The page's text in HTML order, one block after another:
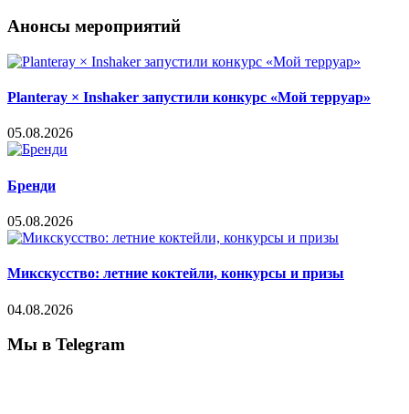
Анонсы мероприятий
Planteray × Inshaker запустили конкурс «Мой терруар»
05.08.2026
Бренди
05.08.2026
Микскусство: летние коктейли, конкурсы и призы
04.08.2026
Мы в Telegram